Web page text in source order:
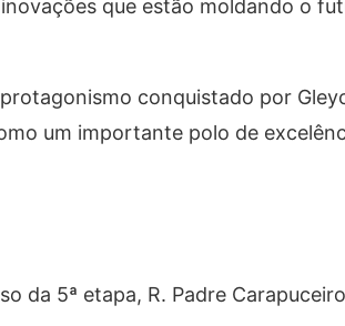
que estão moldando o
conquistado por
um importante polo de
da 5ª etapa, R. Padre